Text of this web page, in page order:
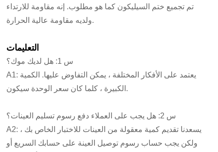
تم تجميع ختم السيليكون كما هو مطلوب. إنه مقاومة للارتداء
ولديه مقاومة عالية الحرارة.
التعليمات
س 1: هل لديك موك؟
A1: يعتمد على الأفكار المختلفة ، يمكن التفاوض عليها. الكمية
الكبيرة ، كلما كان سعر الوحدة سيكون.
س 2: هل يجب على العملاء دفع رسوم تسليم العينات؟
A2: يسعدنا تقديم كمية معقولة من العينات للاختبار الخاص بك ،
ولكن يجب حساب رسوم توصيل العينة على حسابك السريع أو